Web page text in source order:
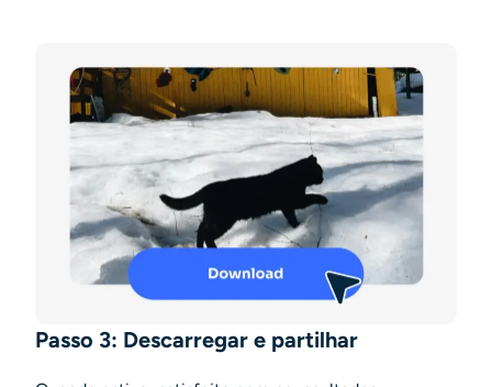
Passo 3: Descarregar e partilhar